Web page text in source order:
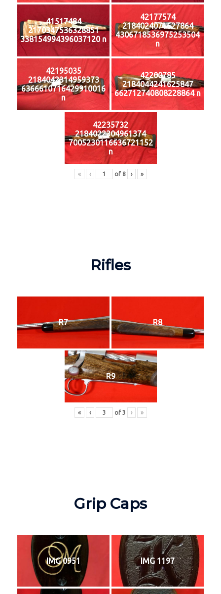
41517484
2170347536328851
338154994396037120 n
42177574
2184024071627864
4306718536975253504
n
42195035
2184042314959373
6366610716429910016
n
42200785
2184044241625847
662712740808228864 n
42235732
2184022304961374
7005230116636721152
n
« ‹ of 8 › »
Rifles
R7 R8
R9
« ‹ of 3 › »
Grip Caps
IMG 0951 IMG 1197